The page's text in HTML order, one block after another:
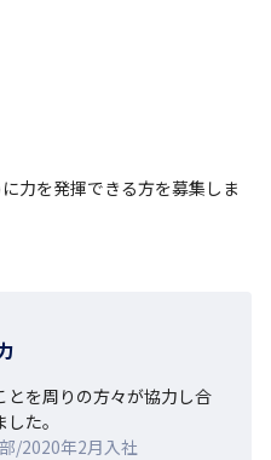
力を発揮できる方を募集しま
とを周りの方々が協力し合
た。
/2020年2月入社